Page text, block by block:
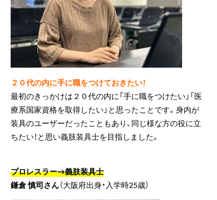
２０代の内に手に職をつけておきたい！
最初のきっかけは２０代の内に「手に職をつけたい」「医
療系国家資格を取得したい」と思ったことです。身内が
装具のユーザーだったこともあり、同じ様な方の役に立
ちたい！と思い義肢装具士を目指しました。
プロレスラー→義肢装具士
鎌倉 慎司さん（大阪府出身・入学時25歳）